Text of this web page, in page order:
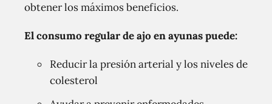
obtener los máximos beneficios.
El consumo regular de ajo en ayunas puede:
Reducir la presión arterial y los niveles de
colesterol